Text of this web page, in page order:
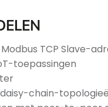
TCP Slave-
toepassingen
chain-